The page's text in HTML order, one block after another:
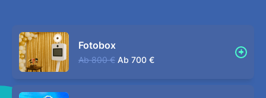
Fotobox
Ab 800 € Ab 700 €